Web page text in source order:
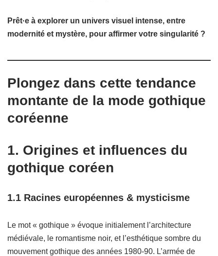
Prêt·e à explorer un univers visuel intense, entre
modernité et mystère, pour affirmer votre singularité ?
Plongez dans cette tendance
montante de la mode gothique
coréenne
1. Origines et influences du
gothique coréen
1.1 Racines européennes & mysticisme
Le mot « gothique » évoque initialement l’architecture
médiévale, le romantisme noir, et l’esthétique sombre du
mouvement gothique des années 1980‑90. L’armée de